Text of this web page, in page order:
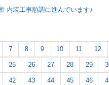
内装工事順調に進んでいます♪
7 8 9 10 11 12
25 26 27 28 29
42 43 44 45 46